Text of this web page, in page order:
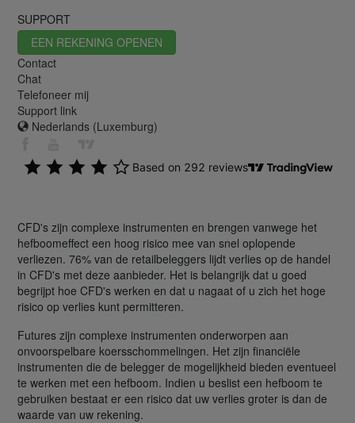
SUPPORT
EEN REKENING OPENEN
Contact
Chat
Telefoneer mij
Support link
Nederlands (Luxemburg)
CFD's zijn complexe instrumenten en brengen vanwege het
hefboomeffect een hoog risico mee van snel oplopende
verliezen. 76% van de retailbeleggers lijdt verlies op de handel
in CFD's met deze aanbieder. Het is belangrijk dat u goed
begrijpt hoe CFD's werken en dat u nagaat of u zich het hoge
risico op verlies kunt permitteren.
Futures zijn complexe instrumenten onderworpen aan
onvoorspelbare koersschommelingen. Het zijn financiële
instrumenten die de belegger de mogelijkheid bieden eventueel
te werken met een hefboom. Indien u beslist een hefboom te
gebruiken bestaat er een risico dat uw verlies groter is dan de
waarde van uw rekening.